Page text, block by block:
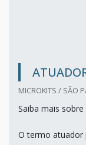
MICROKITS / SÃO
Saiba mais
O termo